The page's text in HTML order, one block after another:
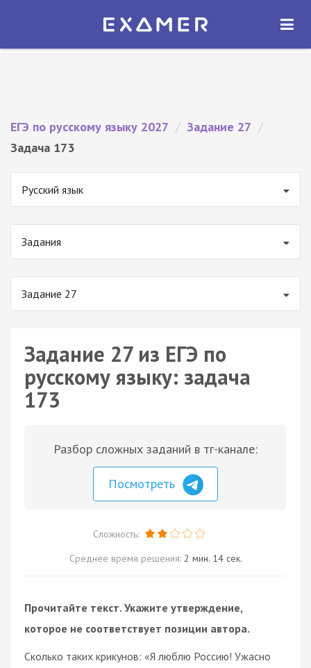
Экзамер — ЕГЭ 2027
ОТКРЫТЬ
ЕГЭ по русскому языку 2027 / Задание 27 /
Задача 173
Русский язык
Задания
Задание 27
Задание 27 из ЕГЭ по
русскому языку: задача
173
Разбор сложных заданий в тг-канале:
Посмотреть
Сложность:
Среднее время решения: 2 мин. 14 сек.
Прочитайте текст. Укажите утверждение,
которое не соответствует позиции автора.
Сколько таких крикунов: «Я люблю Россию! Ужасно